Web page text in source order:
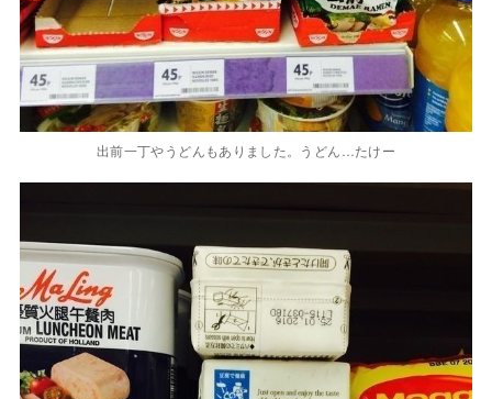
出前一丁やうどんもありました。うどん…たけー